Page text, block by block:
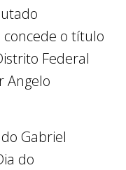
concede o título
Federal
Angelo
Gabriel
do